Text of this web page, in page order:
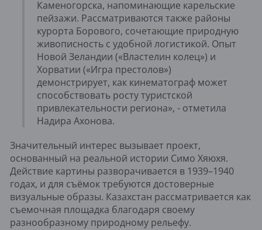
Каменогорска, напоминающие карельские
пейзажи. Рассматриваются также районы
курорта Борового, сочетающие природную
живописность с удобной логистикой. Опыт
Новой Зеландии («Властелин колец») и
Хорватии («Игра престолов»)
демонстрирует, как кинематограф может
способствовать росту туристской
привлекательности региона», - отметила
Надира Ахонова.
Значительный интерес вызывает проект,
основанный на реальной истории Симо Хяюхя.
Действие картины разворачивается в 1939–1940
годах, и для съёмок требуются достоверные
визуальные образы. Казахстан рассматривается как
съемочная площадка благодаря своему
разнообразному природному рельефу.